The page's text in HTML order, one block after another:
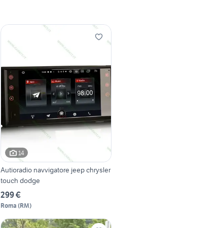
14
Autioradio navvigatore jeep chrysler
touch dodge
299 €
Roma (RM)